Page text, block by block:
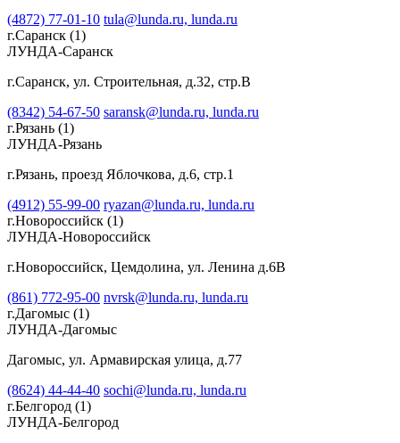
(4872) 77-01-10 tula@lunda.ru, lunda.ru
г.Саранск (1)
ЛУНДА-Саранск
г.Саранск, ул. Строительная, д.32, стр.В
(8342) 54-67-50 saransk@lunda.ru, lunda.ru
г.Рязань (1)
ЛУНДА-Рязань
г.Рязань, проезд Яблочкова, д.6, стр.1
(4912) 55-99-00 ryazan@lunda.ru, lunda.ru
г.Новороссийск (1)
ЛУНДА-Новороссийск
г.Новороссийск, Цемдолина, ул. Ленина д.6В
(861) 772-95-00 nvrsk@lunda.ru, lunda.ru
г.Дагомыс (1)
ЛУНДА-Дагомыс
Дагомыс, ул. Армавирская улица, д.77
(8624) 44-44-40 sochi@lunda.ru, lunda.ru
г.Белгород (1)
ЛУНДА-Белгород